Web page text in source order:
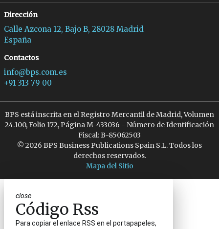
Dirección
Calle Azcona 12, Bajo B, 28028 Madrid
España
Contactos
info@bps.com.es
+91 313 79 00
BPS está inscrita en el Registro Mercantil de Madrid, Volumen
24.100, Folio 172, Página M-433036 - Número de Identificación
Fiscal: B-85062503
© 2026 BPS Business Publications Spain S.L. Todos los
derechos reservados.
Mapa del Sitio
close
Código Rss
Para copiar el enlace RSS en el portapapeles,